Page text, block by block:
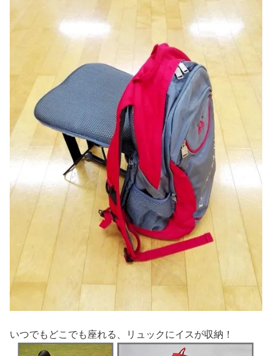
いつでもどこでも座れる、リュックにイスが収納！